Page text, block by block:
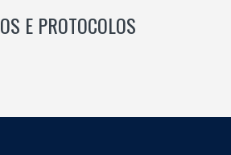
E PROTOCOLOS